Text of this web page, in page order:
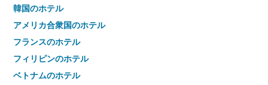
韓国のホテル
アメリカ合衆国のホテル
フランスのホテル
フィリピンのホテル
ベトナムのホテル